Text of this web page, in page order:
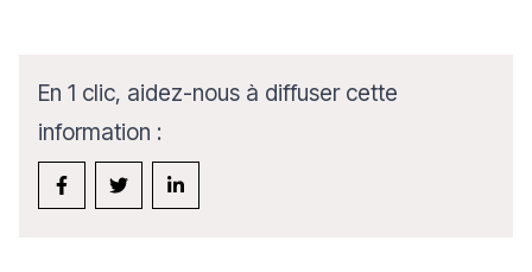
En 1 clic, aidez-nous à diffuser cette
information :